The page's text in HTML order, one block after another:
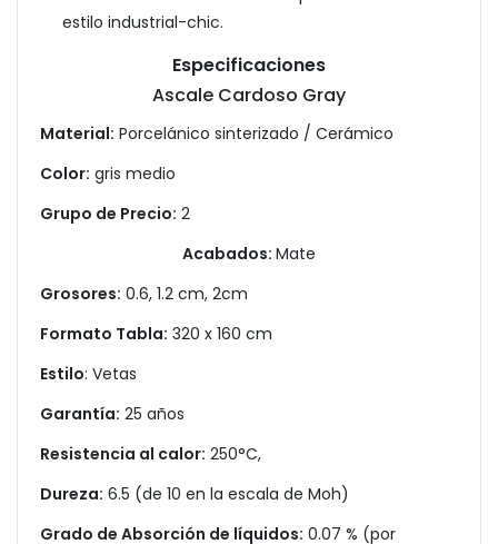
estilo industrial-chic.
Especificaciones
Ascale Cardoso Gray
Material: Porcelánico sinterizado / Cerámico
Color: gris medio
Grupo de Precio: 2
Acabados: Mate
Grosores: 0.6, 1.2 cm, 2cm
Formato Tabla: 320 x 160 cm
Estilo: Vetas
Garantía: 25 años
Resistencia al calor: 250°C,
Dureza: 6.5 (de 10 en la escala de Moh)
Grado de Absorción de líquidos: 0.07 % (por